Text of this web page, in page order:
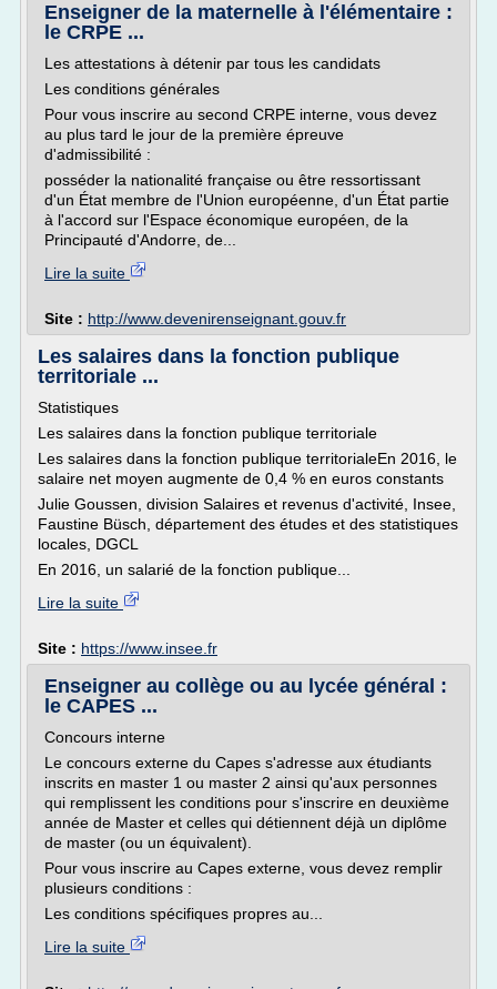
Enseigner de la maternelle à l'élémentaire :
le CRPE ...
Les attestations à détenir par tous les candidats
Les conditions générales
Pour vous inscrire au second CRPE interne, vous devez
au plus tard le jour de la première épreuve
d'admissibilité :
posséder la nationalité française ou être ressortissant
d'un État membre de l'Union européenne, d'un État partie
à l'accord sur l'Espace économique européen, de la
Principauté d'Andorre, de...
Lire la suite
Site : http://www.devenirenseignant.gouv.fr
Les salaires dans la fonction publique
territoriale ...
Statistiques
Les salaires dans la fonction publique territoriale
Les salaires dans la fonction publique territorialeEn 2016, le
salaire net moyen augmente de 0,4 % en euros constants
Julie Goussen, division Salaires et revenus d'activité, Insee,
Faustine Büsch, département des études et des statistiques
locales, DGCL
En 2016, un salarié de la fonction publique...
Lire la suite
Site : https://www.insee.fr
Enseigner au collège ou au lycée général :
le CAPES ...
Concours interne
Le concours externe du Capes s'adresse aux étudiants
inscrits en master 1 ou master 2 ainsi qu'aux personnes
qui remplissent les conditions pour s'inscrire en deuxième
année de Master et celles qui détiennent déjà un diplôme
de master (ou un équivalent).
Pour vous inscrire au Capes externe, vous devez remplir
plusieurs conditions :
Les conditions spécifiques propres au...
Lire la suite